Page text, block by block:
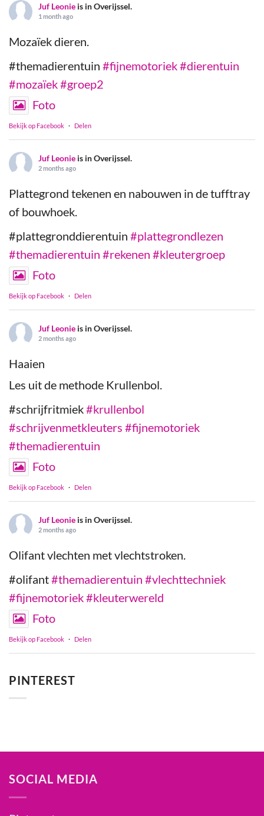
Juf Leonie is in Overijssel.
1 month ago
Mozaïek dieren.
#themadierentuin #fijnemotoriek#dierentuin
#mozaïek#groep2
Foto
Bekijk op Facebook · Delen
Juf Leonie is in Overijssel.
2 months ago
Plattegrond tekenen en nabouwen in de tufftray
of bouwhoek.
#plattegronddierentuin #plattegrondlezen
#themadierentuin #rekenen #kleutergroep
Foto
Bekijk op Facebook · Delen
Juf Leonie is in Overijssel.
2 months ago
Haaien
Les uit de methode Krullenbol.
#schrijfritmiek#krullenbol
#schrijvenmetkleuters #fijnemotoriek
#themadierentuin
Foto
Bekijk op Facebook · Delen
Juf Leonie is in Overijssel.
2 months ago
Olifant vlechten met vlechtstroken.
#olifant#themadierentuin #vlechttechniek
#fijnemotoriek#kleuterwereld
Foto
Bekijk op Facebook · Delen
PINTEREST
SOCIAL MEDIA